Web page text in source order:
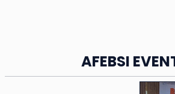
AFEBSI